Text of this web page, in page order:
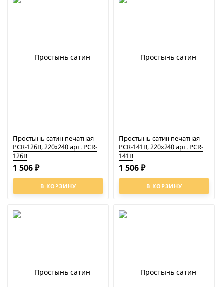
Простынь сатин печатная
PCR-126B, 220x240 арт. PCR-
126B
В КОРЗИНУ
1 506 ₽
Простынь сатин печатная
PCR-141B, 220x240 арт. PCR-
141B
В КОРЗИНУ
1 506 ₽